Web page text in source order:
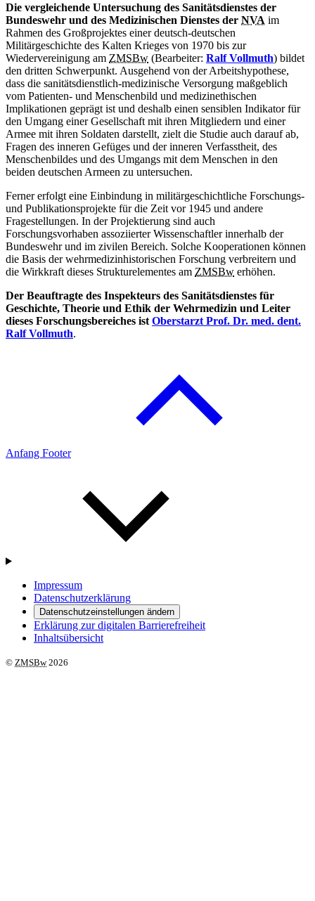
Die vergleichende Untersuchung des Sanitätsdienstes der
Bundeswehr und des Medizinischen Dienstes der NVA im
Rahmen des Großprojektes einer deutsch-deutschen
Militärgeschichte des Kalten Krieges von 1970 bis zur
Wiedervereinigung am ZMSBw (Bearbeiter: Ralf Vollmuth) bildet
den dritten Schwerpunkt. Ausgehend von der Arbeitshypothese,
dass die sanitätsdienstlich-medizinische Versorgung maßgeblich
vom Patienten- und Menschenbild und medizinethischen
Implikationen geprägt ist und deshalb einen sensiblen Indikator für
den Umgang einer Gesellschaft mit ihren Mitgliedern und einer
Armee mit ihren Soldaten darstellt, zielt die Studie auch darauf ab,
Fragen des inneren Gefüges und der inneren Verfasstheit, des
Menschenbildes und des Umgangs mit dem Menschen in den
beiden deutschen Armeen zu untersuchen.
Ferner erfolgt eine Einbindung in militärgeschichtliche Forschungs-
und Publikationsprojekte für die Zeit vor 1945 und andere
Fragestellungen. In der Projektierung sind auch
Forschungsvorhaben assoziierter Wissenschaftler innerhalb der
Bundeswehr und im zivilen Bereich. Solche Kooperationen können
die Basis der wehrmedizinhistorischen Forschung verbreitern und
die Wirkkraft dieses Strukturelementes am ZMSBw erhöhen.
Der Beauftragte des Inspekteurs des Sanitätsdienstes für
Geschichte, Theorie und Ethik der Wehrmedizin und Leiter
dieses Forschungsbereiches ist Oberstarzt Prof. Dr. med. dent.
Ralf Vollmuth.
Anfang Footer
Impressum
Datenschutzerklärung
Datenschutzeinstellungen ändern
Erklärung zur digitalen Barrierefreiheit
Inhaltsübersicht
© ZMSBw2026